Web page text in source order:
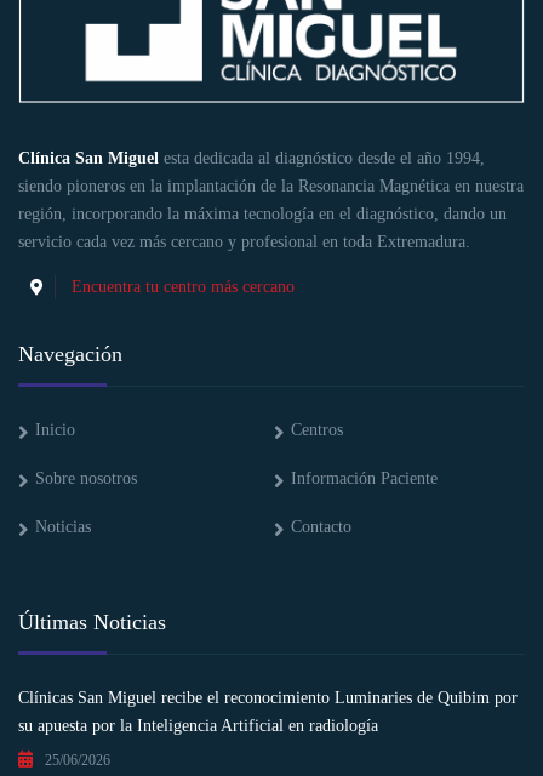
Clínica San Miguel esta dedicada al diagnóstico desde el año 1994,
siendo pioneros en la implantación de la Resonancia Magnética en nuestra
región, incorporando la máxima tecnología en el diagnóstico, dando un
servicio cada vez más cercano y profesional en toda Extremadura.
Encuentra tu centro más cercano
Navegación
Inicio Centros
Sobre nosotros Información Paciente
Noticias Contacto
Últimas Noticias
Clínicas San Miguel recibe el reconocimiento Luminaries de Quibim por
su apuesta por la Inteligencia Artificial en radiología
25/06/2026